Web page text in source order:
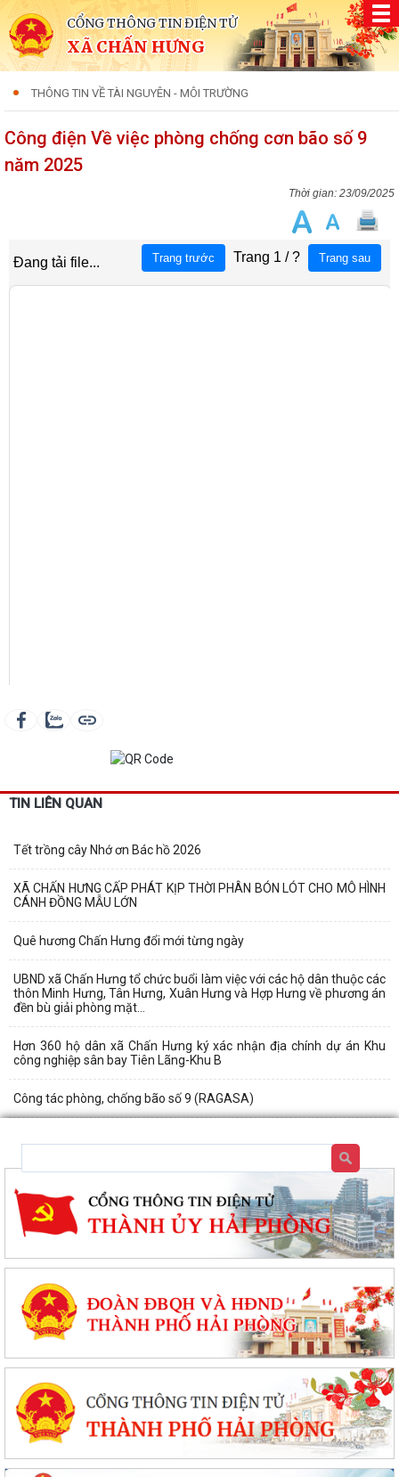
CỔNG THÔNG TIN ĐIỆN TỬ
XÃ CHẤN HƯNG
THÔNG TIN VỀ TÀI NGUYÊN - MÔI TRƯỜNG
Công điện Về việc phòng chống cơn bão số 9
năm 2025
23/09/2025
TIN LIÊN QUAN
Tết trồng cây Nhớ ơn Bác hồ 2026
XÃ CHẤN HƯNG CẤP PHÁT KỊP THỜI PHÂN BÓN LÓT CHO MÔ HÌNH
CÁNH ĐỒNG MẪU LỚN
Quê hương Chấn Hưng đổi mới từng ngày
UBND xã Chấn Hưng tổ chức buổi làm việc với các hộ dân thuộc các
thôn Minh Hưng, Tân Hưng, Xuân Hưng và Hợp Hưng về phương án
đền bù giải phòng mặt...
Hơn 360 hộ dân xã Chấn Hưng ký xác nhận địa chính dự án Khu
công nghiệp sân bay Tiên Lãng-Khu B
Công tác phòng, chống bão số 9 (RAGASA)